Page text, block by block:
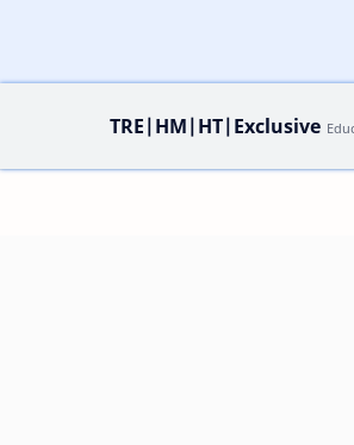
TRE|HM|HT|Exclusive